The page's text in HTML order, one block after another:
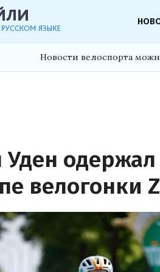
Новости велоспорта
Уден
велогонки